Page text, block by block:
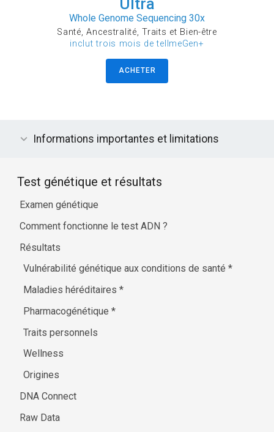
Whole Genome Sequencing 30x
Santé, Ancestralité, Traits et Bien-être
inclut trois mois de tellmeGen+
ACHETER
Informations importantes et limitations
Test génétique et résultats
Examen génétique
Comment fonctionne le test ADN ?
Résultats
Vulnérabilité génétique aux conditions de santé*
Maladies héréditaires*
Pharmacogénétique*
Traits personnels
Wellness
Origines
DNA Connect
Raw Data